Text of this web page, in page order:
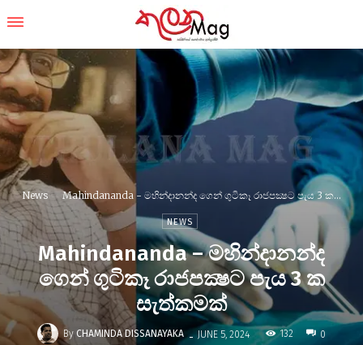
News Mahindananda - මහින්දානන්ද ගෙන් ගුටිකෑ රාජපක්‍ෂට පැය 3 ක...
NEWS
Mahindananda – මහින්දානන්ද
ගෙන් ගුටිකෑ රාජපක්‍ෂට පැය 3 ක
සැත්කමක්
By CHAMINDA DISSANAYAKA - JUNE 5, 2024 132 0